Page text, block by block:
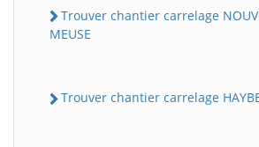
Trouver chantier carrelage
MEUSE
Trouver chantier carrelage